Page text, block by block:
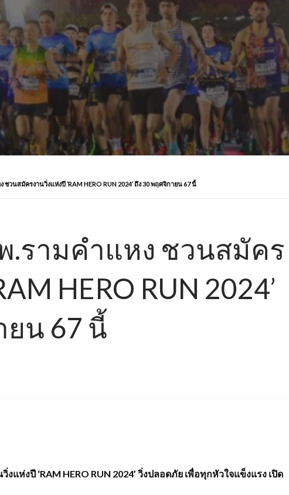
วนสมัครงานวิ่งแห่งปี ‘RAM HERO RUN 2024’ ถึง 30 พฤศจิกายน 67 นี้
.รามคำแหง ชวนสมัคร
HERO RUN 2024’
ยน 67 นี้
ห่งปี ‘RAM HERO RUN 2024’ วิ่งปลอดภัย เพื่อทุกหัวใจแข็งแรง เปิด